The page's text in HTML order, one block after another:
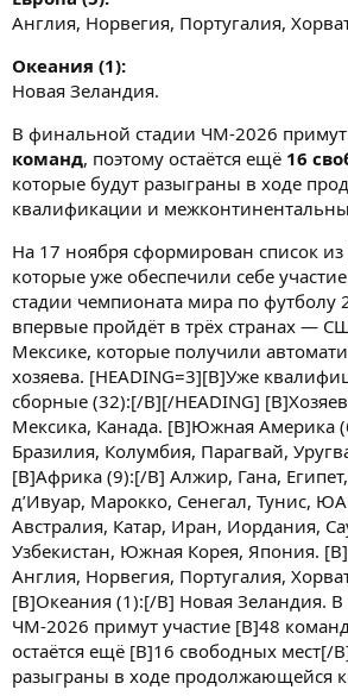
Англия, Норвегия, Португалия,
Океания (1):
Новая Зеландия.
В финальной стадии ЧМ-2026 примут
команд, поэтому остаётся ещё 16
которые будут разыграны в ходе
квалификации и
На 17 ноября сформирован список
которые уже обеспечили себе
стадии чемпионата мира по футболу
впервые пройдёт в трёх странах —
Мексике, которые получили
хозяева. [HEADING=3][B]Уже
сборные (32):[/B][/HEADING]
Мексика, Канада. [B]Южная Америка
Бразилия, Колумбия, Парагвай,
[B]Африка (9):[/B] Алжир, Гана,
д’Ивуар, Марокко, Сенегал, Тунис,
Австралия, Катар, Иран, Иордания,
Узбекистан, Южная Корея, Япония.
Англия, Норвегия, Португалия,
[B]Океания (1):[/B] Новая Зеландия.
ЧМ-2026 примут участие [B]48
остаётся ещё [B]16 свободных мест[/
разыграны в ходе продолжающейся